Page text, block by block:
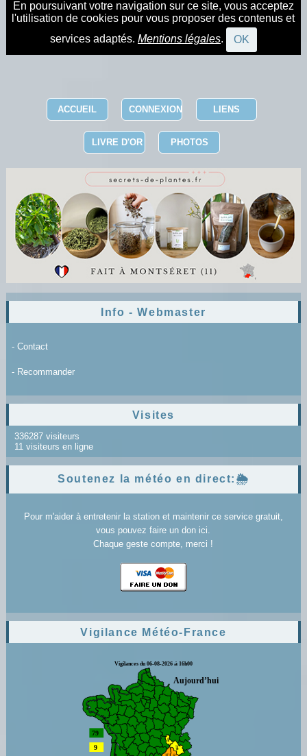
En poursuivant votre navigation sur ce site, vous acceptez
l'utilisation de cookies pour vous proposer des contenus et
services adaptés. Mentions légales. OK
ACCUEIL CONNEXION LIENS
LIVRE D'OR PHOTOS
Info - Webmaster
- Contact
- Recommander
Visites
336287 visiteurs
11 visiteurs en ligne
Soutenez la météo en direct:🌦️
Pour m'aider à entretenir la station et maintenir ce service gratuit,
vous pouvez faire un don ici.
Chaque geste compte, merci !
Vigilance Météo-France